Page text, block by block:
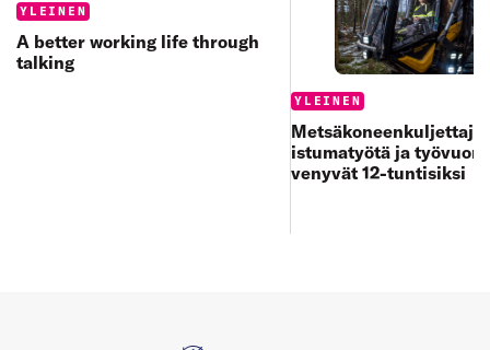
Categories:
YLEINEN
A better working life through
talking
Categories:
YLEINEN
istumatyötä ja
venyvät 12-tuntisiksi